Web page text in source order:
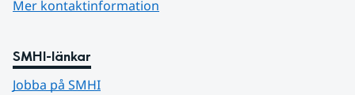
Mer kontaktinformation
SMHI-länkar
Jobba på SMHI